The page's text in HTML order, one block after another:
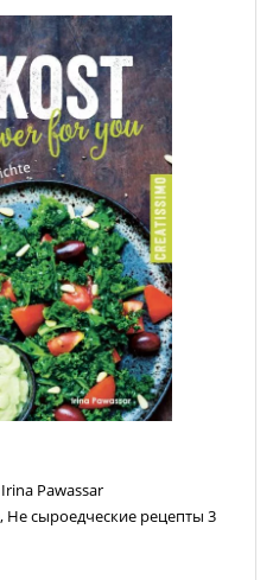
Pawassar
, Не сыроедческие рецепты 3